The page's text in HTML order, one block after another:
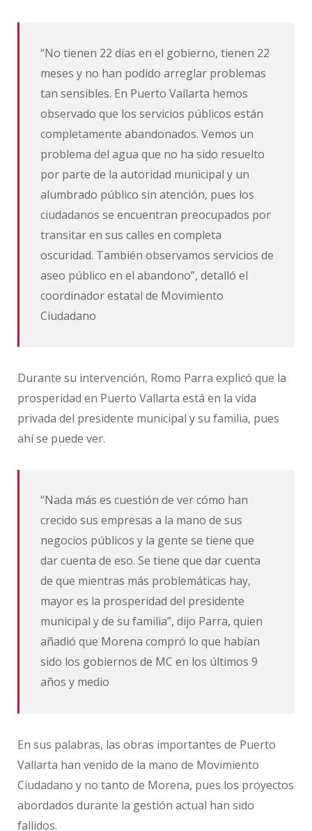
“No tienen 22 días en el gobierno, tienen 22
meses y no han podido arreglar problemas
tan sensibles. En Puerto Vallarta hemos
observado que los servicios públicos están
completamente abandonados. Vemos un
problema del agua que no ha sido resuelto
por parte de la autoridad municipal y un
alumbrado público sin atención, pues los
ciudadanos se encuentran preocupados por
transitar en sus calles en completa
oscuridad. También observamos servicios de
aseo público en el abandono”, detalló el
coordinador estatal de Movimiento
Ciudadano
Durante su intervención, Romo Parra explicó que la
prosperidad en Puerto Vallarta está en la vida
privada del presidente municipal y su familia, pues
ahí se puede ver.
“Nada más es cuestión de ver cómo han
crecido sus empresas a la mano de sus
negocios públicos y la gente se tiene que
dar cuenta de eso. Se tiene que dar cuenta
de que mientras más problemáticas hay,
mayor es la prosperidad del presidente
municipal y de su familia”, dijo Parra, quien
añadió que Morena compró lo que habían
sido los gobiernos de MC en los últimos 9
años y medio
En sus palabras, las obras importantes de Puerto
Vallarta han venido de la mano de Movimiento
Ciudadano y no tanto de Morena, pues los proyectos
abordados durante la gestión actual han sido
fallidos.